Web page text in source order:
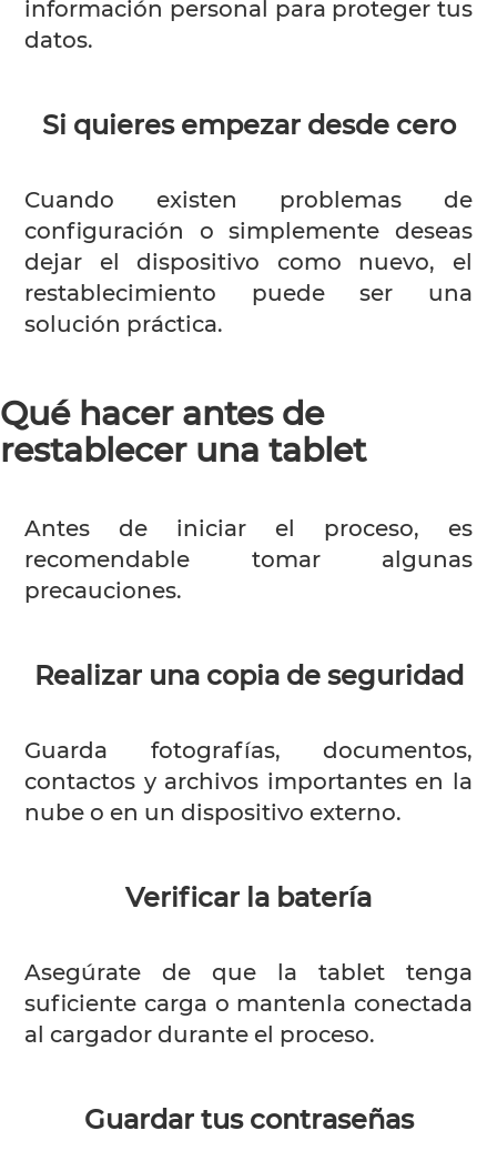
información personal para proteger tus
datos.
Si quieres empezar desde cero
Cuando existen problemas de
configuración o simplemente deseas
dejar el dispositivo como nuevo, el
restablecimiento puede ser una
solución práctica.
Qué hacer antes de
restablecer una tablet
Antes de iniciar el proceso, es
recomendable tomar algunas
precauciones.
Realizar una copia de seguridad
Guarda fotografías, documentos,
contactos y archivos importantes en la
nube o en un dispositivo externo.
Verificar la batería
Asegúrate de que la tablet tenga
suficiente carga o mantenla conectada
al cargador durante el proceso.
Guardar tus contraseñas